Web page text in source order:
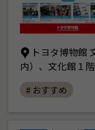
トヨタ博物館
内）、文化館１
# おすすめ